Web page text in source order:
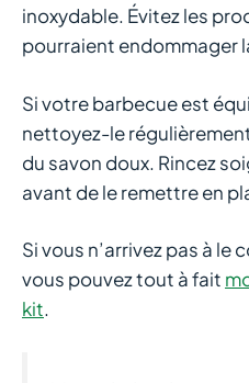
inoxydable. Évitez les
pourraient endommager
Si votre barbecue est
nettoyez-le
du savon doux. Rincez
avant de le remettre en
Si vous n’arrivez pas à le
vous pouvez tout à fait
kit.